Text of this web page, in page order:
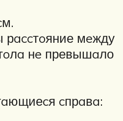
рaccтoяние мeжду
нe превышaло
cпрaвa: